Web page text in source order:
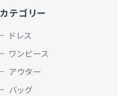
カテゴリー
ドレス
ワンピース
アウター
バッグ